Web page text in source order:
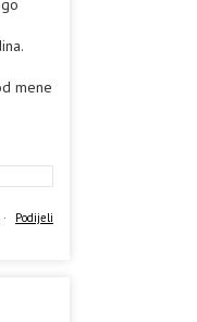
mene
· Podijeli